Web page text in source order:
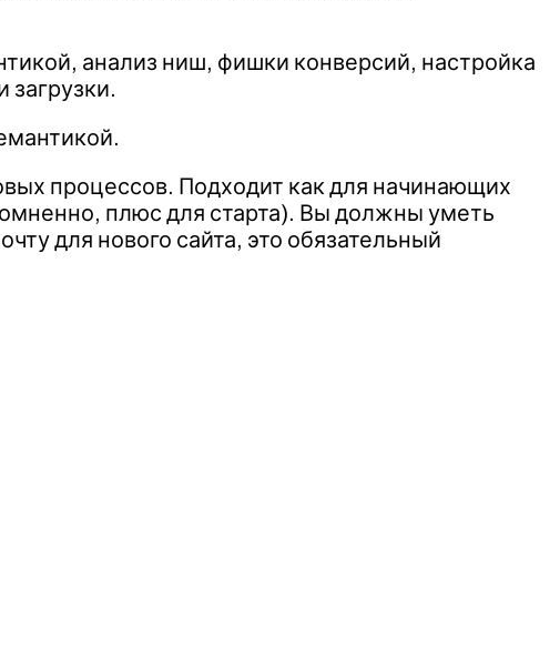
анализ ниш, фишки конверсий, настройка
загрузки.
процессов. Подходит как для начинающих
плюс для старта). Вы должны уметь
для нового сайта, это обязательный